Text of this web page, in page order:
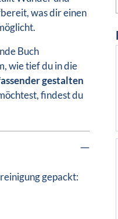
was dir einen
Buch
wie tief du in die
gestalten
findest du
gepackt: